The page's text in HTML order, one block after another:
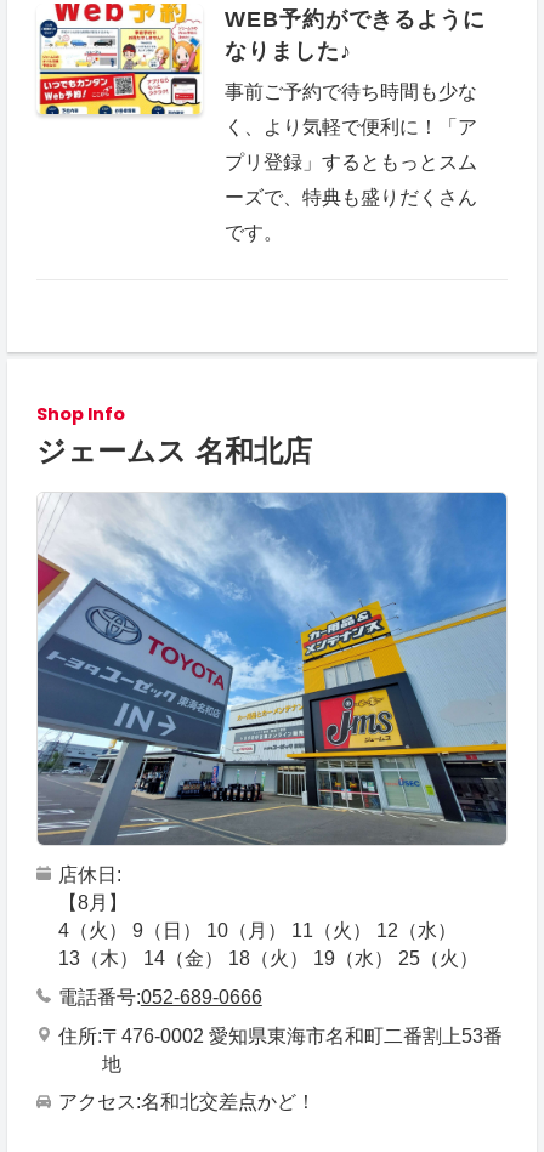
WEB予約ができるように
なりました♪
事前ご予約で待ち時間も少な
く、より気軽で便利に！「ア
プリ登録」するともっとスム
ーズで、特典も盛りだくさん
です。
Shop Info
ジェームス 名和北店
店休日
【8月】
4（火） 9（日） 10（月） 11（火） 12（水）
13（木） 14（金） 18（火） 19（水） 25（火）
電話番号 052-689-0666
住所 〒476-0002 愛知県東海市名和町二番割上53番
地
アクセス 名和北交差点かど！